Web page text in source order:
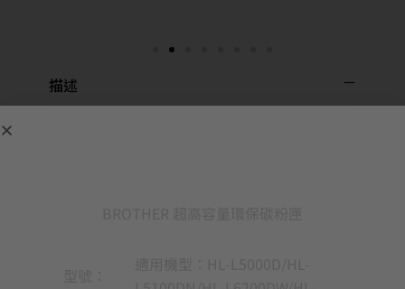
描述